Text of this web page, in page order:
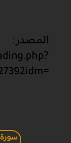
المصدر:
idm=
سورة